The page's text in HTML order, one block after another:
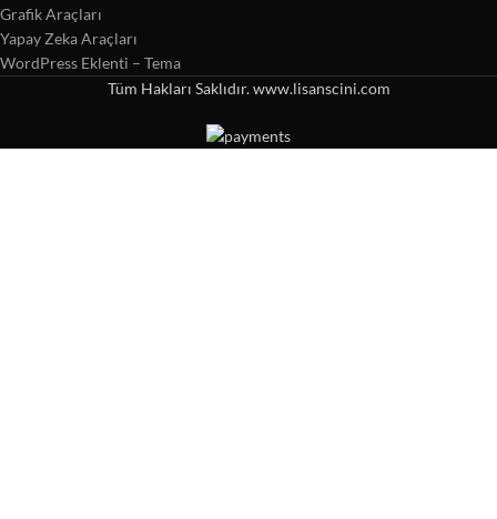
Grafik Araçları
Yapay Zeka Araçları
WordPress Eklenti – Tema
Tüm Hakları Saklıdır. www.lisanscini.com